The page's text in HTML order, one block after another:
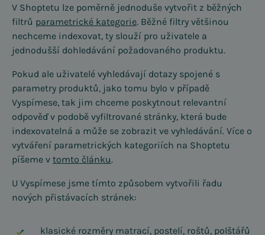
V Shoptetu lze poměrně jednoduše vytvořit z běžných
filtrů parametrické kategorie. Běžné filtry většinou
nechceme indexovat, ty slouží pro uživatele a
jednodušší dohledávání požadovaného produktu.
Pokud ale uživatelé vyhledávají dotazy spojené s
parametry produktů, jako tomu bylo v případě
Vyspímese, tak jim chceme poskytnout relevantní
odpověď v podobě vyfiltrované stránky, která bude
indexovatelná a může se zobrazit ve vyhledávání. Více o
vytváření parametrických kategoriích na Shoptetu
píšeme v tomto článku.
U Vyspímese jsme tímto způsobem vytvořili řadu
nových přistávacích stránek:
klasické rozměry matrací, postelí, roštů, polštářů